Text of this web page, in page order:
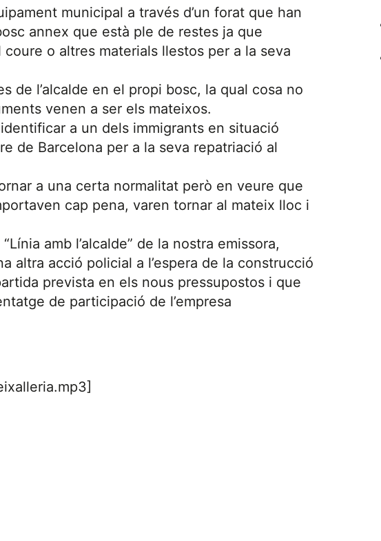
municipal a través d’un forat que han
annex que està ple de restes ja que
o altres materials llestos per a la seva
de l’alcalde en el propi bosc, la qual cosa no
venen a ser els mateixos.
a un dels immigrants en situació
de Barcelona per a la seva repatriació al
a una certa normalitat però en veure que
cap pena, varen tornar al mateix lloc i
amb l’alcalde” de la nostra emissora,
altra acció policial a l’espera de la construcció
prevista en els nous pressupostos i que
de participació de l’empresa